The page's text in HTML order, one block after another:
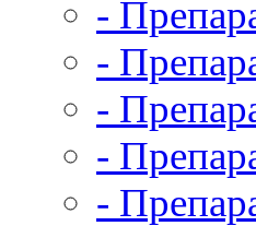
-
-
-
-
-